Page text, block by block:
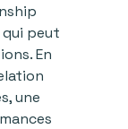
qui peut
En
une